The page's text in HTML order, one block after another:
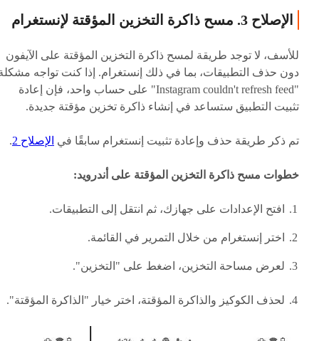
الإصلاح 3. مسح ذاكرة التخزين المؤقتة لإنستغرام
للأسف، لا توجد طريقة لمسح ذاكرة التخزين المؤقتة على الآيفون
دون حذف التطبيقات، بما في ذلك إنستغرام. إذا كنت تواجه
"Instagram couldn't refresh feed" على حساب واحد، فإن إعادة
تثبيت التطبيق ستساعد في إنشاء ذاكرة تخزين مؤقتة جديدة.
تم ذكر طريقة حذف وإعادة تثبيت إنستغرام سابقًا في الإصلاح 2 .
خطوات مسح ذاكرة التخزين المؤقتة على أندرويد:
افتح الإعدادات على جهازك، ثم انتقل إلى التطبيقات.
اختر إنستغرام من خلال التمرير في القائمة.
لعرض مساحة التخزين، اضغط على "التخزين".
لحذف الكوكيز والذاكرة المؤقتة، اختر خيار "الذاكرة المؤقتة".